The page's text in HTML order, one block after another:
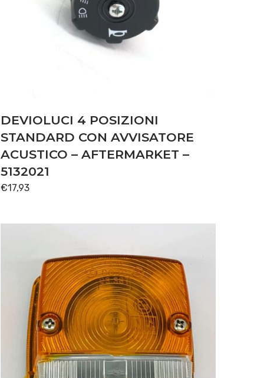
DEVIOLUCI 4 POSIZIONI
STANDARD CON AVVISATORE
ACUSTICO – AFTERMARKET –
5132021
€17,93